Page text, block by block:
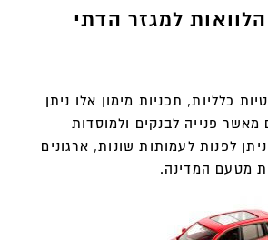
למגזר הדתי
כלליות, תכניות מימון אלו ניתן
מאשר פנייה לבנקים ולמוסדות
לפנות לעמותות שונות, ארגונים
מטעם המדינה.